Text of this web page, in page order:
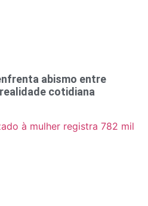
abismo entre
cotidiana